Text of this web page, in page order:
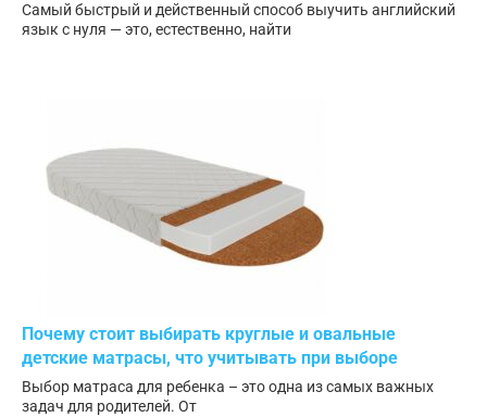
Самый быстрый и действенный способ выучить английский
язык с нуля — это, естественно, найти
Почему стоит выбирать круглые и овальные
детские матрасы, что учитывать при выборе
Выбор матраса для ребенка – это одна из самых важных
задач для родителей. От